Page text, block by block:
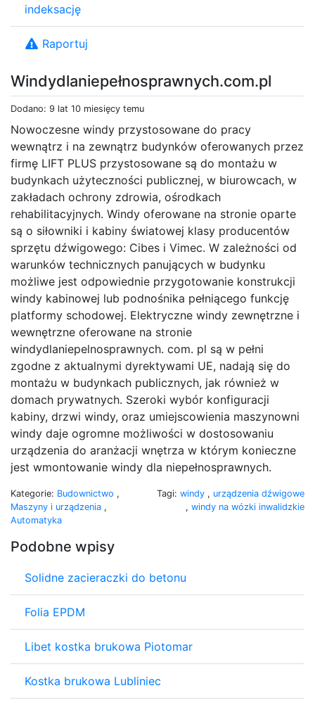
Windydlaniepełnosprawnych.com.pl
Dodano: 9 lat 10 miesięcy temu
Nowoczesne windy przystosowane do pracy
wewnątrz i na zewnątrz budynków oferowanych przez
firmę LIFT PLUS przystosowane są do montażu w
budynkach użyteczności publicznej, w biurowcach, w
zakładach ochrony zdrowia, ośrodkach
rehabilitacyjnych. Windy oferowane na stronie oparte
są o siłowniki i kabiny światowej klasy producentów
sprzętu dźwigowego: Cibes i Vimec. W zależności od
warunków technicznych panujących w budynku
możliwe jest odpowiednie przygotowanie konstrukcji
windy kabinowej lub podnośnika pełniącego funkcję
platformy schodowej. Elektryczne windy zewnętrzne i
wewnętrzne oferowane na stronie
windydlaniepelnosprawnych. com. pl są w pełni
zgodne z aktualnymi dyrektywami UE, nadają się do
montażu w budynkach publicznych, jak również w
domach prywatnych. Szeroki wybór konfiguracji
kabiny, drzwi windy, oraz umiejscowienia maszynowni
windy daje ogromne możliwości w dostosowaniu
urządzenia do aranżacji wnętrza w którym konieczne
jest wmontowanie windy dla niepełnosprawnych.
Kategorie: Budownictwo ,
Maszyny i urządzenia ,
Automatyka
Tagi: windy , urządzenia dźwigowe
, windy na wózki inwalidzkie
Podobne wpisy
Solidne zacieraczki do betonu
Folia EPDM
Libet kostka brukowa Piotomar
Kostka brukowa Lubliniec
indeksację
Raportuj